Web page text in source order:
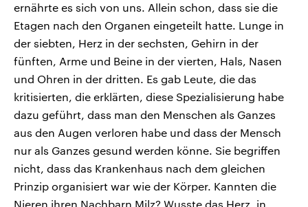
ernährte es sich von uns. Allein schon, dass sie die
Etagen nach den Organen eingeteilt hatte. Lunge in
der siebten, Herz in der sechsten, Gehirn in der
fünften, Arme und Beine in der vierten, Hals, Nasen
und Ohren in der dritten. Es gab Leute, die das
kritisierten, die erklärten, diese Spezialisierung habe
dazu geführt, dass man den Menschen als Ganzes
aus den Augen verloren habe und dass der Mensch
nur als Ganzes gesund werden könne. Sie begriffen
nicht, dass das Krankenhaus nach dem gleichen
Prinzip organisiert war wie der Körper. Kannten die
Nieren ihren Nachbarn Milz? Wusste das Herz, in